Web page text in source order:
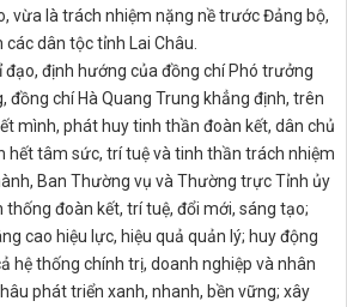
vừa là trách nhiệm nặng nề trước Đảng bộ,
dân tộc tỉnh Lai Châu.
đạo, định hướng của đồng chí Phó trưởng
đồng chí Hà Quang Trung khẳng định, trên
mình, phát huy tinh thần đoàn kết, dân chủ
hết tâm sức, trí tuệ và tinh thần trách nhiệm
Ban Thường vụ và Thường trực Tỉnh ủy
thống đoàn kết, trí tuệ, đổi mới, sáng tạo;
cao hiệu lực, hiệu quả quản lý; huy động
hệ thống chính trị, doanh nghiệp và nhân
phát triển xanh, nhanh, bền vững; xây